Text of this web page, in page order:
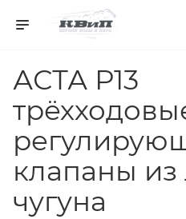
АСТА Р13
клапаны из
чугуна